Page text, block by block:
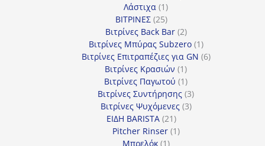
Λάστιχα 11
προϊόν
ΒΙΤΡΙΝΕΣ 2525
προϊόντα
Βιτρίνες Back Bar 22
προϊόντα
Βιτρίνες Mπύρας Subzero 11
προϊόν
Βιτρίνες Επιτραπέζιες για GN 66
Βιτρίνες Κρασιών 11
προϊόν
Βιτρίνες Παγωτού 11
προϊόν
Βιτρίνες Συντήρησης 33
προϊόντα
Βιτρίνες Ψυχόμενες 33
ΕΙΔΗ BARISTA 2121
προϊόντα
Pitcher Rinser 11
Μπρελόκ 11